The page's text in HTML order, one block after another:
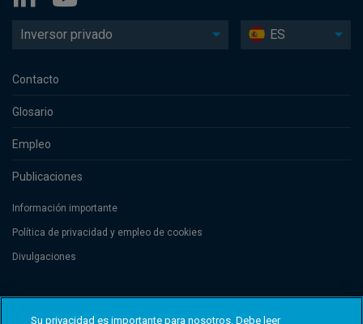
Inversor privado ES
Contacto
Glosario
Empleo
Publicaciones
Información importante
Política de privacidad y empleo de cookies
Divulgaciones
de Commerce et des Sociétés (Luxembourg), No. B 110242 and/or
Su privacidad es importante para nosotros. Debe leer